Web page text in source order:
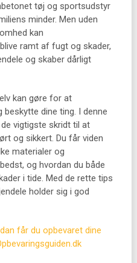
tøj og sportsudstyr
minder. Men uden
kan
ramt af fugt og skader,
og skaber dårligt
kan gøre for at
dine ting. I denne
vigtigste skridt til at
og sikkert. Du får viden
materialer og
og hvordan du både
i tide. Med de rette tips
holder sig i god
får du opbevaret dine